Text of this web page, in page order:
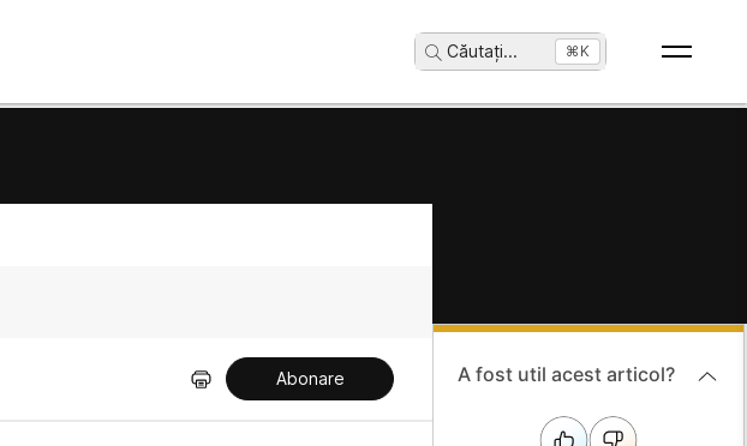
Căutați... ⌘K
Abonare A fost util acest articol?